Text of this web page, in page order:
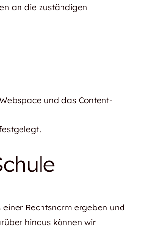
an die zuständigen
und das Content-
Rechtsnorm ergeben und
hinaus können wir